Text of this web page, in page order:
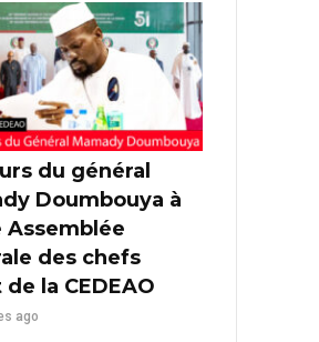
du général
Doumbouya à
Assemblée
des chefs
de la CEDEAO
ago